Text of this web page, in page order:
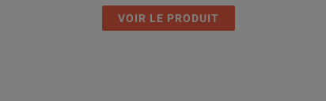
VOIR LE PRODUIT